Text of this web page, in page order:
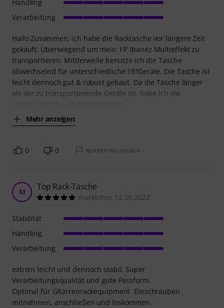
Hallo Zusammen, ich habe die Racktasche vor längere Zeit
gekauft. Überwiegend um mein 19' Ibanez Multieffekt zu
transportieren. Mittlerweile benutze ich die Tasche
abwechselnd für unterschiedliche 19?Geräte. Die Tasche ist
leicht dennoch gut & robust gebaut. Da die Tasche länger
als die zu transportierende Geräte ist, habe ich die
Mehr anzeigen
Handling
Verarbeitung
0 0 BEWERTUNG MELDEN
M Top Rack-Tasche
marklohse 12.09.2022
extrem leicht und dennoch stabil. Super
Verarbeitungsqualität und gute Passform.
Optimal für Gitarrenrackequipment. Einschrauben
mitnehmen, anschließen und loskommen.
Stabilität
Handling
Verarbeitung